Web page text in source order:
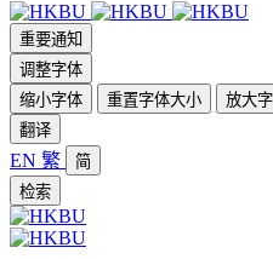
重要通知
调整字体
缩小字体
重置字体大小
放大
翻译
EN 繁
简
检索